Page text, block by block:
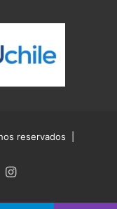
reservados |
Instagram